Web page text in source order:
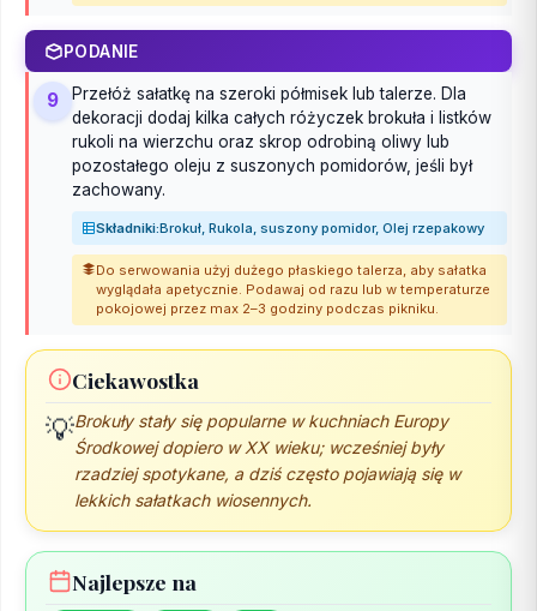
PODANIE
9
Przełóż sałatkę na szeroki półmisek lub talerze. Dla
dekoracji dodaj kilka całych różyczek brokuła i listków
rukoli na wierzchu oraz skrop odrobiną oliwy lub
pozostałego oleju z suszonych pomidorów, jeśli był
zachowany.
Składniki:Brokuł, Rukola, suszony pomidor, Olej rzepakowy
Do serwowania użyj dużego płaskiego talerza, aby sałatka
wyglądała apetycznie. Podawaj od razu lub w temperaturze
pokojowej przez max 2–3 godziny podczas pikniku.
Ciekawostka
💡Brokuły stały się popularne w kuchniach Europy
Środkowej dopiero w XX wieku; wcześniej były
rzadziej spotykane, a dziś często pojawiają się w
lekkich sałatkach wiosennych.
Najlepsze na